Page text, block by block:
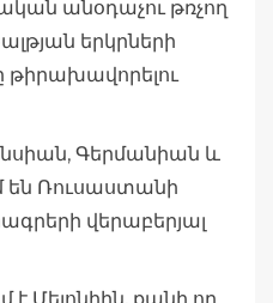
անօդաչու թռչող
երկրների
թիրախավորելու
Գերմանիան և
են Ռուսաստանի
վերաբերյալ